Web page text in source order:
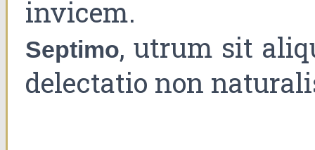
invicem.
Septimo, utrum sit
delectatio non